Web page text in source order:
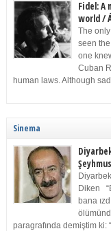
Fidel:
world /
The
seen
one
Cuban
human laws. Although
Sinema
Diken
bana
paragrafında demiştim